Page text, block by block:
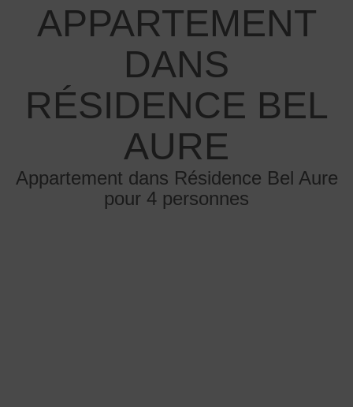
APPARTEMENT
DANS
RÉSIDENCE BEL
AURE
Appartement dans Résidence Bel Aure
pour 4 personnes